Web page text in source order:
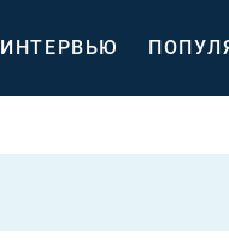
ИНТЕРВЬЮ